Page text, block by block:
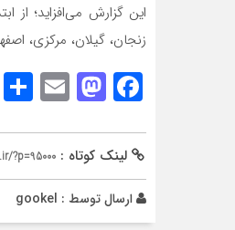
این گزارش می‌افزاید؛
زنجان، گیلان، مرکزی،
Facebook
لینک کوتاه : ?p=95000
ارسال توسط : gookel